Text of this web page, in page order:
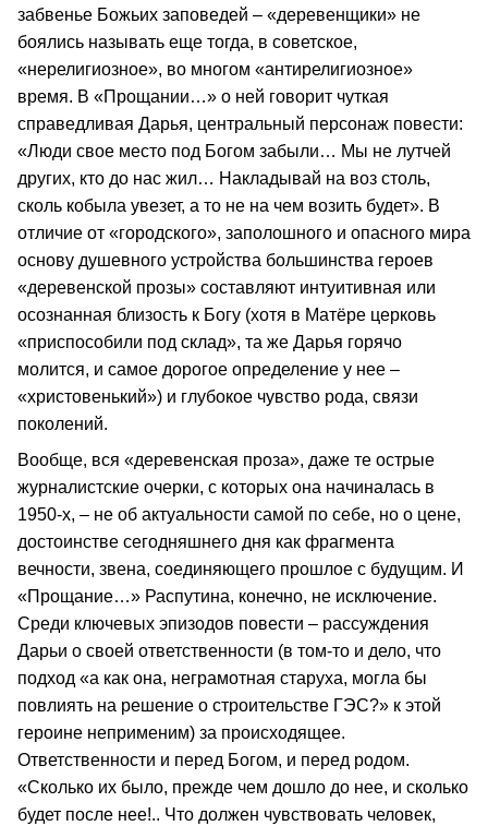
забвенье Божьих заповедей – «деревенщики» не
боялись называть еще тогда, в советское,
«нерелигиозное», во многом «антирелигиозное»
время. В «Прощании…» о ней говорит чуткая
справедливая Дарья, центральный персонаж повести:
«Люди свое место под Богом забыли… Мы не лутчей
других, кто до нас жил… Накладывай на воз столь,
сколь кобыла увезет, а то не на чем возить будет». В
отличие от «городского», заполошного и опасного мира
основу душевного устройства большинства героев
«деревенской прозы» составляют интуитивная или
осознанная близость к Богу (хотя в Матёре церковь
«приспособили под склад», та же Дарья горячо
молится, и самое дорогое определение у нее –
«христовенький») и глубокое чувство рода, связи
поколений.
Вообще, вся «деревенская проза», даже те острые
журналистские очерки, с которых она начиналась в
1950-х, – не об актуальности самой по себе, но о цене,
достоинстве сегодняшнего дня как фрагмента
вечности, звена, соединяющего прошлое с будущим. И
«Прощание…» Распутина, конечно, не исключение.
Среди ключевых эпизодов повести – рассуждения
Дарьи о своей ответственности (в том-то и дело, что
подход «а как она, неграмотная старуха, могла бы
повлиять на решение о строительстве ГЭС?» к этой
героине неприменим) за происходящее.
Ответственности и перед Богом, и перед родом.
«Сколько их было, прежде чем дошло до нее, и сколько
будет после нее!.. Что должен чувствовать человек,